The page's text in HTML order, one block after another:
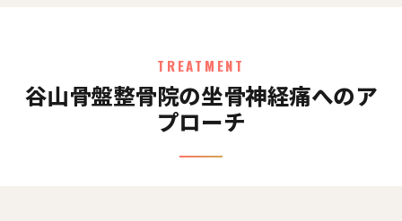
TREATMENT
谷山骨盤整骨院の坐骨神経痛へのア
プローチ